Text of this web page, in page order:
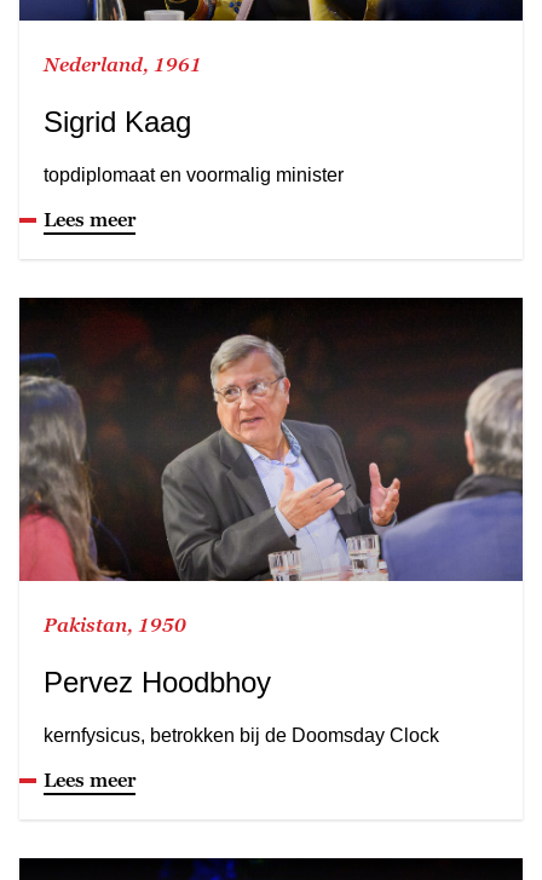
Nederland, 1961
Sigrid Kaag
topdiplomaat en voormalig minister
Lees meer
Pakistan, 1950
Pervez Hoodbhoy
kernfysicus, betrokken bij de Doomsday Clock
Lees meer